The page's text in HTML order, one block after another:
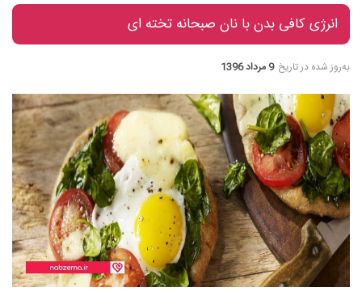
انرژی کافی بدن با نان صبحانه تخته ای
به‌روز شده در تاریخ 9 مرداد 1396